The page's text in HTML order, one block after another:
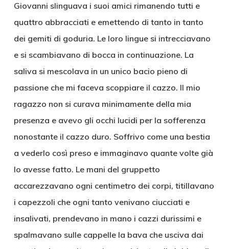
Giovanni slinguava i suoi amici rimanendo tutti e
quattro abbracciati e emettendo di tanto in tanto
dei gemiti di goduria. Le loro lingue si intrecciavano
e si scambiavano di bocca in continuazione. La
saliva si mescolava in un unico bacio pieno di
passione che mi faceva scoppiare il cazzo. Il mio
ragazzo non si curava minimamente della mia
presenza e avevo gli occhi lucidi per la sofferenza
nonostante il cazzo duro. Soffrivo come una bestia
a vederlo così preso e immaginavo quante volte già
lo avesse fatto. Le mani del gruppetto
accarezzavano ogni centimetro dei corpi, titillavano
i capezzoli che ogni tanto venivano ciucciati e
insalivati, prendevano in mano i cazzi durissimi e
spalmavano sulle cappelle la bava che usciva dai